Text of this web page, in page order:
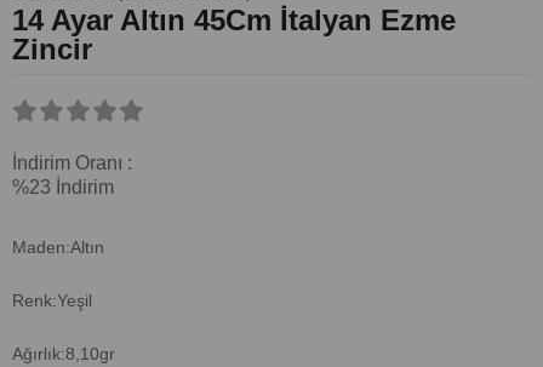
14 Ayar Altın 45Cm İtalyan Ezme
Zincir
İndirim Oranı :
%23 İndirim
Maden:Altın
Renk:Yeşil
Ağırlık:8,10gr